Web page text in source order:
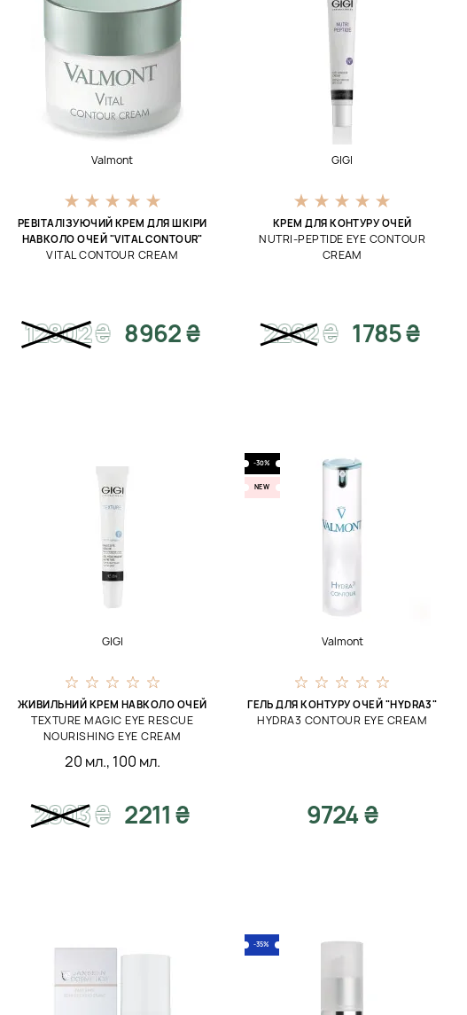
Valmont
РЕВІТАЛІЗУЮЧИЙ КРЕМ ДЛЯ ШКІРИ
НАВКОЛО ОЧЕЙ "VITAL CONTOUR"
VITAL CONTOUR CREAM
12802₴ 8962 ₴
GIGI
КРЕМ ДЛЯ КОНТУРУ ОЧЕЙ
NUTRI-PEPTIDE EYE CONTOUR
CREAM
2262₴ 1785 ₴
GIGI
ЖИВИЛЬНИЙ КРЕМ НАВКОЛО ОЧЕЙ
TEXTURE MAGIC EYE RESCUE
NOURISHING EYE CREAM
20 мл., 100 мл.
2803₴ 2211 ₴
-30%
NEW
Valmont
ГЕЛЬ ДЛЯ КОНТУРУ ОЧЕЙ "HYDRA3"
HYDRA3 CONTOUR EYE CREAM
9724 ₴
-35%